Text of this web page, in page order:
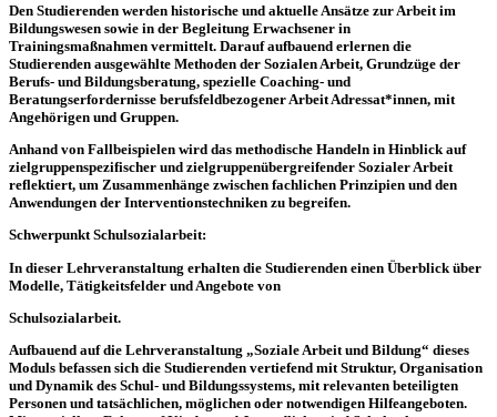
Den Studierenden werden historische und aktuelle Ansätze zur Arbeit im
Bildungswesen sowie in der Begleitung Erwachsener in
Trainingsmaßnahmen vermittelt. Darauf aufbauend erlernen die
Studierenden ausgewählte Methoden der Sozialen Arbeit, Grundzüge der
Berufs- und Bildungsberatung, spezielle Coaching- und
Beratungserfordernisse berufsfeldbezogener Arbeit Adressat*innen, mit
Angehörigen und Gruppen.
Anhand von Fallbeispielen wird das methodische Handeln in Hinblick auf
zielgruppenspezifischer und zielgruppenübergreifender Sozialer Arbeit
reflektiert, um Zusammenhänge zwischen fachlichen Prinzipien und den
Anwendungen der Interventionstechniken zu begreifen.
Schwerpunkt Schulsozialarbeit:
In dieser Lehrveranstaltung erhalten die Studierenden einen Überblick über
Modelle, Tätigkeitsfelder und Angebote von
Schulsozialarbeit.
Aufbauend auf die Lehrveranstaltung „Soziale Arbeit und Bildung“ dieses
Moduls befassen sich die Studierenden vertiefend mit Struktur, Organisation
und Dynamik des Schul- und Bildungssystems, mit relevanten beteiligten
Personen und tatsächlichen, möglichen oder notwendigen Hilfeangeboten.